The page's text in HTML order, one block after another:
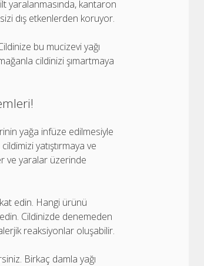
yaralanmasında, kantaron
dış etkenlerden koruyor.
bu mucizevi yağı
cildinizi şımartmaya
yağa infüze edilmesiyle
yatıştırmaya ve
ve yaralar üzerinde
edin. Hangi ürünü
Cildinizde denemeden
reaksiyonlar oluşabilir.
Birkaç damla yağı